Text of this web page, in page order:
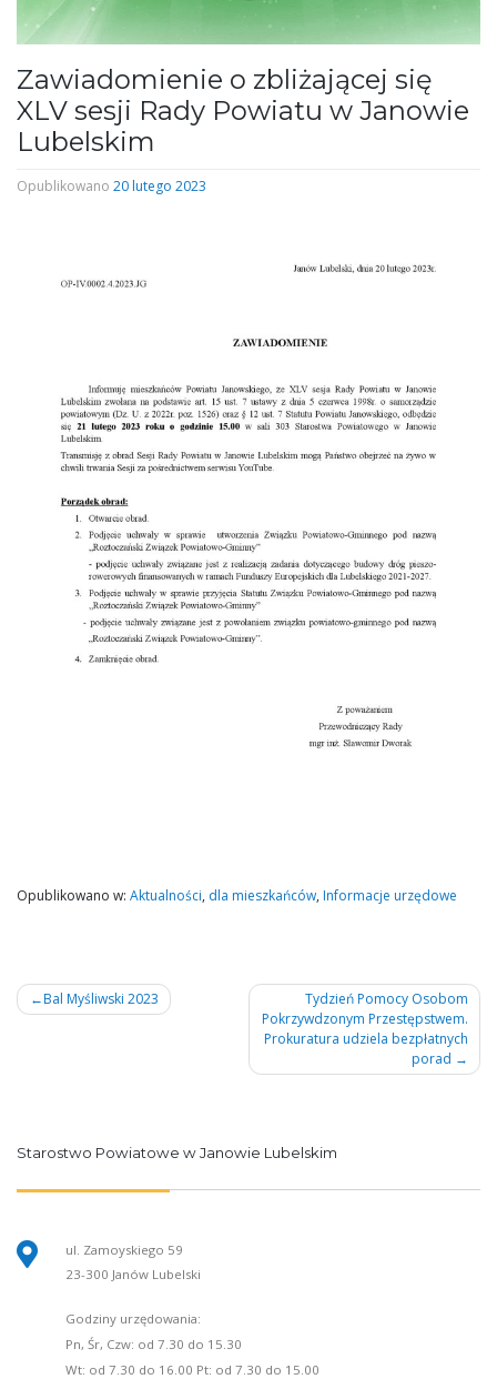
Zawiadomienie o zbliżającej się
XLV sesji Rady Powiatu w Janowie
Lubelskim
Opublikowano 20 lutego 2023
Opublikowano w: Aktualności, dla mieszkańców, Informacje urzędowe
Nawigacja
Bal Myśliwski 2023
Tydzień Pomocy Osobom
Pokrzywdzonym Przestępstwem.
Prokuratura udziela bezpłatnych
porad
Starostwo Powiatowe w Janowie Lubelskim
ul. Zamoyskiego 59
23-300 Janów Lubelski
Godziny urzędowania:
Pn, Śr, Czw: od 7.30 do 15.30
Wt: od 7.30 do 16.00 Pt: od 7.30 do 15.00